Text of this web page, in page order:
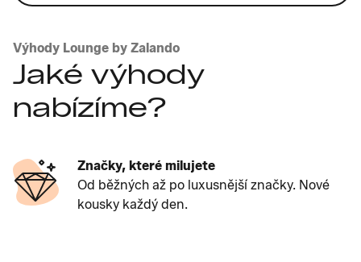
Výhody Lounge by Zalando
Jaké výhody
nabízíme?
Značky, které milujete
Od běžných až po luxusnější značky. Nové
kousky každý den.